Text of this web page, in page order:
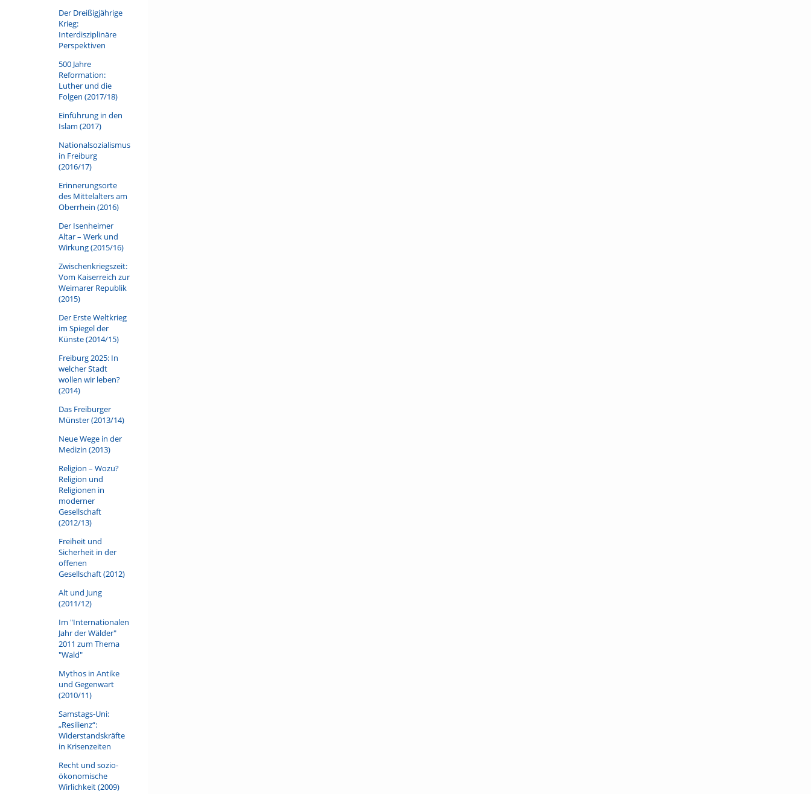
Der Dreißigjährige
Krieg:
Interdisziplinäre
Perspektiven
500 Jahre
Reformation:
Luther und die
Folgen (2017/18)
Einführung in den
Islam (2017)
Nationalsozialismus
in Freiburg
(2016/17)
Erinnerungsorte
des Mittelalters am
Oberrhein (2016)
Der Isenheimer
Altar – Werk und
Wirkung (2015/16)
Zwischenkriegszeit:
Vom Kaiserreich zur
Weimarer Republik
(2015)
Der Erste Weltkrieg
im Spiegel der
Künste (2014/15)
Freiburg 2025: In
welcher Stadt
wollen wir leben?
(2014)
Das Freiburger
Münster (2013/14)
Neue Wege in der
Medizin (2013)
Religion – Wozu?
Religion und
Religionen in
moderner
Gesellschaft
(2012/13)
Freiheit und
Sicherheit in der
offenen
Gesellschaft (2012)
Alt und Jung
(2011/12)
Im "Internationalen
Jahr der Wälder"
2011 zum Thema
"Wald"
Mythos in Antike
und Gegenwart
(2010/11)
Samstags-Uni:
„Resilienz“:
Widerstandskräfte
in Krisenzeiten
Recht und sozio-
ökonomische
Wirlichkeit (2009)